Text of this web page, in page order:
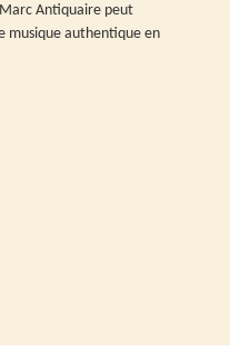
Antiquaire peut
musique authentique en